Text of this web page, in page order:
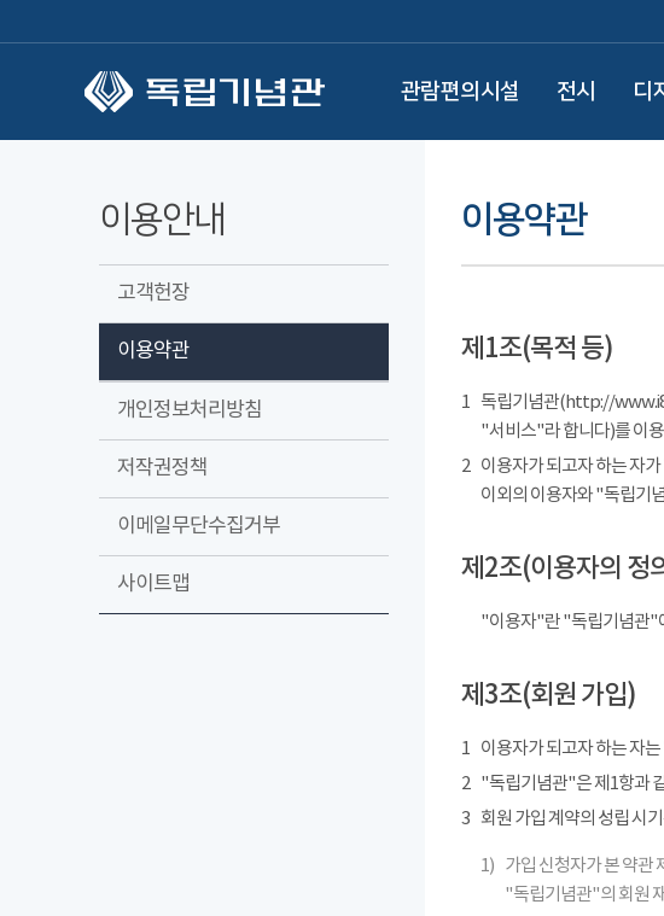
관람편의시설 전시 디
이용안내
고객헌장
이용약관
개인정보처리방침
저작권정책
이메일무단수집거부
사이트맵
이용약관
제1조(목적 등)
1 독립기념관(http://
"서비스"라 합니다)를 이
2 이용자가 되고자 하는 자
이외의 이용자와 "독립기
제2조(이용자의 정
"이용자"란 "독립기념관"
제3조(회원 가입)
1 이용자가 되고자 하는 자
2 "독립기념관"은 제1항과
3 회원 가입 계약의 성립 시
1) 가입 신청자가 본 약관
"독립기념관"의 회원